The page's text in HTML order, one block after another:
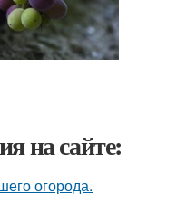
на сайте:
огорода.